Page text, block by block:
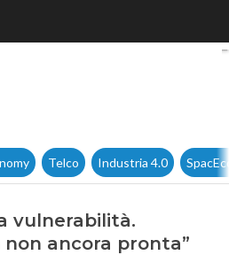
5G l’incognita
Telco Industria 4.0
vulnerabilità.
ancora pronta”